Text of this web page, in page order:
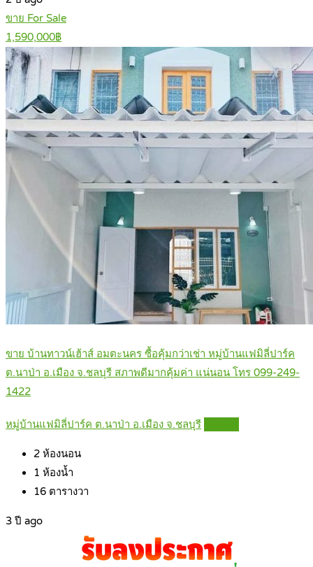
ขาย For Sale
1,590,000฿
ขาย บ้านทาวน์เฮ้าส์ อมตะนคร ซื้อคุ้มกว่าเช่า หมู่บ้านแฟมิลี่ปาร์ค
ต.นาป่า อ.เมือง จ.ชลบุรี สภาพดีมากคุ้มค่า แน่นอน โทร 099-249-
1422
หมู่บ้านแฟมิลี่ปาร์ค ต.นาป่า อ.เมือง จ.ชลบุรี
2 ห้องนอน
1 ห้องน้ำ
16 ตารางวา
3 ปี ago